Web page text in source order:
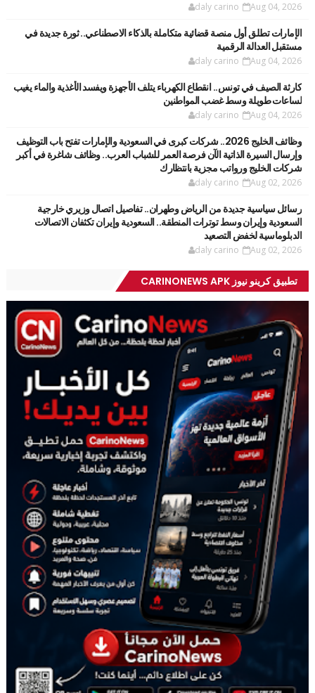
daly carino Aug 04, 2026
الإمارات تطلق أول منصة قضائية متكاملة بالذكاء الاصطناعي.. ثورة جديدة في
مستقبل العدالة الرقمية
daly carino Aug 04, 2026
كارثة الصيف في تونس.. انقطاع الكهرباء يتلف الأجهزة ويفسد الأغذية والماء يغيب
لساعات طويلة وسط غضب المواطنين
daly carino Aug 04, 2026
وظائف الخليج 2026.. شركات كبرى في السعودية والإمارات تفتح باب التوظيف
وإرسال السيرة الذاتية الآن فرصة العمر للشباب العرب.. وظائف شاغرة في أكبر
شركات الخليج ورواتب مجزية بانتظارك
daly carino Aug 02, 2026
رسائل سياسية جديدة من الرياض وطهران.. تفاصيل اتصال وزيري خارجية
السعودية وإيران وسط توترات المنطقة.. السعودية وإيران تكثفان الاتصالات
الدبلوماسية لخفض التصعيد
daly carino Aug 02, 2026
تطبيق كرينو نيوز CARINONEWS APK